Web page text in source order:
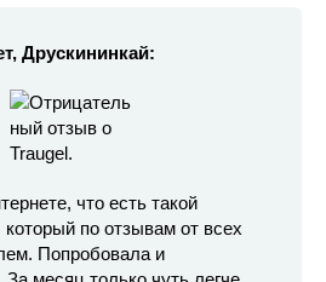
Друскининкай:
что есть такой
который по отзывам от всех
Попробовала и